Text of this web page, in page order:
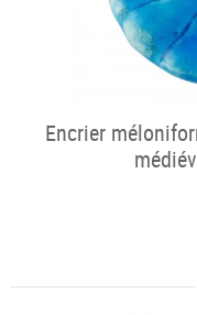
Encrier